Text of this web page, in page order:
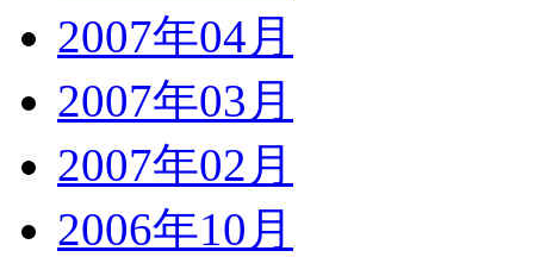
2007年04月
2007年03月
2007年02月
2006年10月